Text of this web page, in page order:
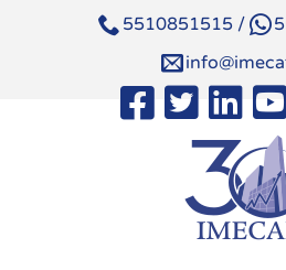
5510851515 /